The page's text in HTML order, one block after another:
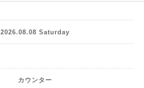
2026.08.08 Saturday
カウンター